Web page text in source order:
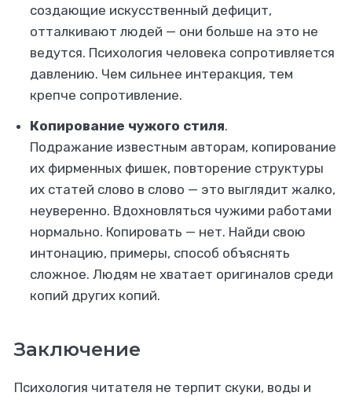
создающие искусственный дефицит,
отталкивают людей — они больше на это не
ведутся. Психология человека сопротивляется
давлению. Чем сильнее интеракция, тем
крепче сопротивление.
Копирование чужого стиля.
Подражание известным авторам, копирование
их фирменных фишек, повторение структуры
их статей слово в слово — это выглядит жалко,
неуверенно. Вдохновляться чужими работами
нормально. Копировать — нет. Найди свою
интонацию, примеры, способ объяснять
сложное. Людям не хватает оригиналов среди
копий других копий.
Заключение
Психология читателя не терпит скуки, воды и